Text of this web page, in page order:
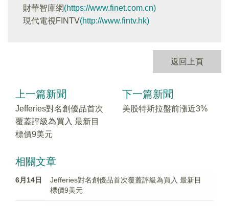
財華智庫網(https://www.finet.com.cn)
現代電視FINTV(http://www.fintv.hk)
返回上頁
上一篇新聞
Jefferies對名創優品首次
覆蓋評級為買入 最新目
標價9美元
下一篇新聞
美股特斯拉盤前漲近3%
相關文章
6月14日
Jefferies對名創優品首次覆蓋評級為買入 最新目
標價9美元